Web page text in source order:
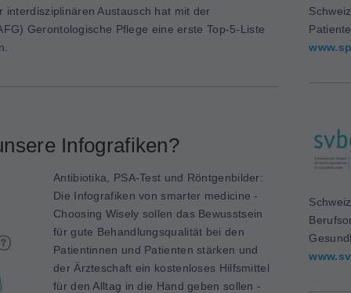
interdisziplinären Austausch hat mit der
Gerontologische Pflege eine erste Top-5-Liste
Infografiken?
Antibiotika, PSA-Test und Röntgenbilder:
Die Infografiken von smarter medicine -
Choosing Wisely sollen das Bewusstsein
für gute Behandlungsqualität bei den
Patientinnen und Patienten stärken und
der Ärzteschaft ein kostenloses Hilfsmittel
für den Alltag in die Hand geben sollen -